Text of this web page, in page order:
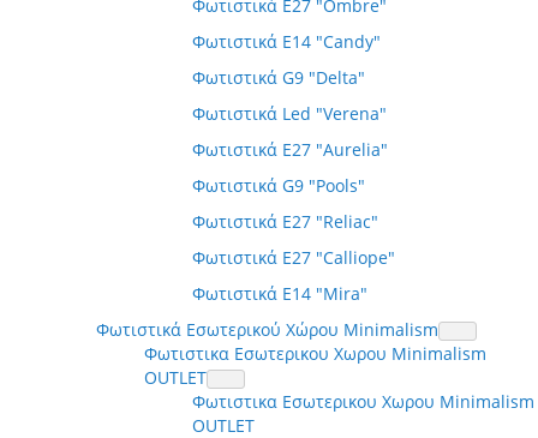
Φωτιστικά E27 "Ombre"
Φωτιστικά E14 "Candy"
Φωτιστικά G9 "Delta"
Φωτιστικά Led "Verena"
Φωτιστικά E27 "Aurelia"
Φωτιστικά G9 "Pools"
Φωτιστικά E27 "Reliac"
Φωτιστικά E27 "Calliope"
Φωτιστικά E14 "Mira"
Φωτιστικά Εσωτερικού Χώρου Minimalism
Φωτιστικα Εσωτερικου Χωρου Minimalism
OUTLET
Φωτιστικα Εσωτερικου Χωρου Minimalism
OUTLET